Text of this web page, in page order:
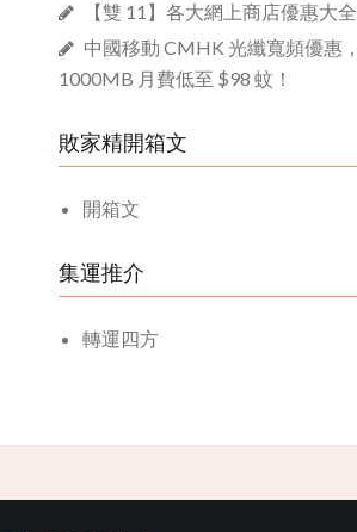
【雙 11】各大網上商店優惠大全
中國移動 CMHK 光纖寬頻優惠，
1000MB 月費低至 $98 蚊！
敗家精開箱文
開箱文
集運推介
轉運四方